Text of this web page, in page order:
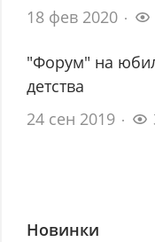
18 фев 2020
"Форум" на
детства
24 сен 2019
Новинки